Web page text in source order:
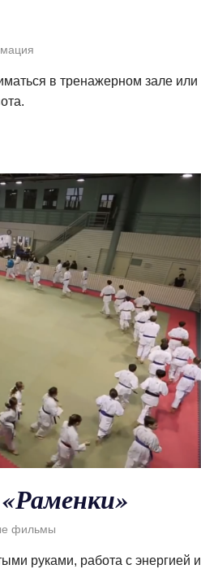
в тренажерном зале или
фильмы
руками, работа с энергией и